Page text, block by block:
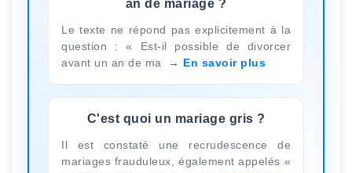
an de mariage ?
Le texte ne répond pas explicitement à la
question : « Est-il possible de divorcer
avant un an de ma
En savoir plus
C'est quoi un mariage gris ?
Il est constaté une recrudescence de
mariages frauduleux, également appelés «